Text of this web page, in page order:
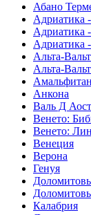
Абано
Адриатика
Адриатика
Адриатика
Альта-
Альта-
Анкона
Валь Д
Венето:
Венето:
Венеция
Верона
Генуя
Калабрия